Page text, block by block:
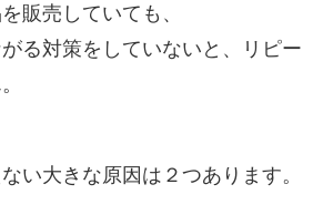
販売していても、
る対策をしていないと、リピー
い大きな原因は２つあります。